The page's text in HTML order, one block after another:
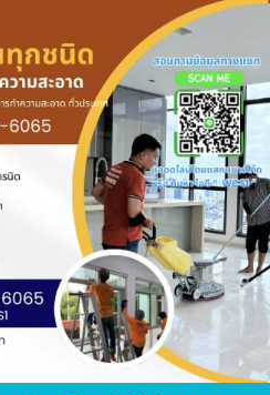
อบต.แหลมบัวนครปฐม
ไลน์ WCS1